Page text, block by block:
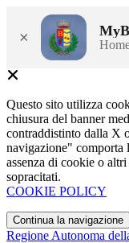
×
Questo sito utilizza
chiusura del banner
contraddistinto dalla X
navigazione" comporta
assenza di cookie o
sopracitati.
COOKIE POLICY
Continua la navigazione
Regione Autonoma